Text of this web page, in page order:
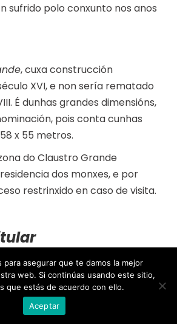
sufrido polo conxunto nos anos
, cuxa construcción
XVI, e non sería rematado
É dunhas grandes dimensións,
pois conta cunhas
x 55 metros.
do Claustro Grande
dos monxes, e por
restrinxido en caso de visita.
ábrese ao claustro procesional
este claustro accédese á sala
aínda románica e moi
unha gran luminosidade e
para asegurar que te damos la mejor
web. Si continúas usando este sitio,
que estás de acuerdo con ello.
Aceptar